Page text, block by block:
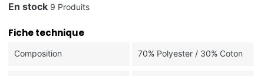
En stock 9 Produits
Fiche technique
Composition 70% Polyester / 30% Coton